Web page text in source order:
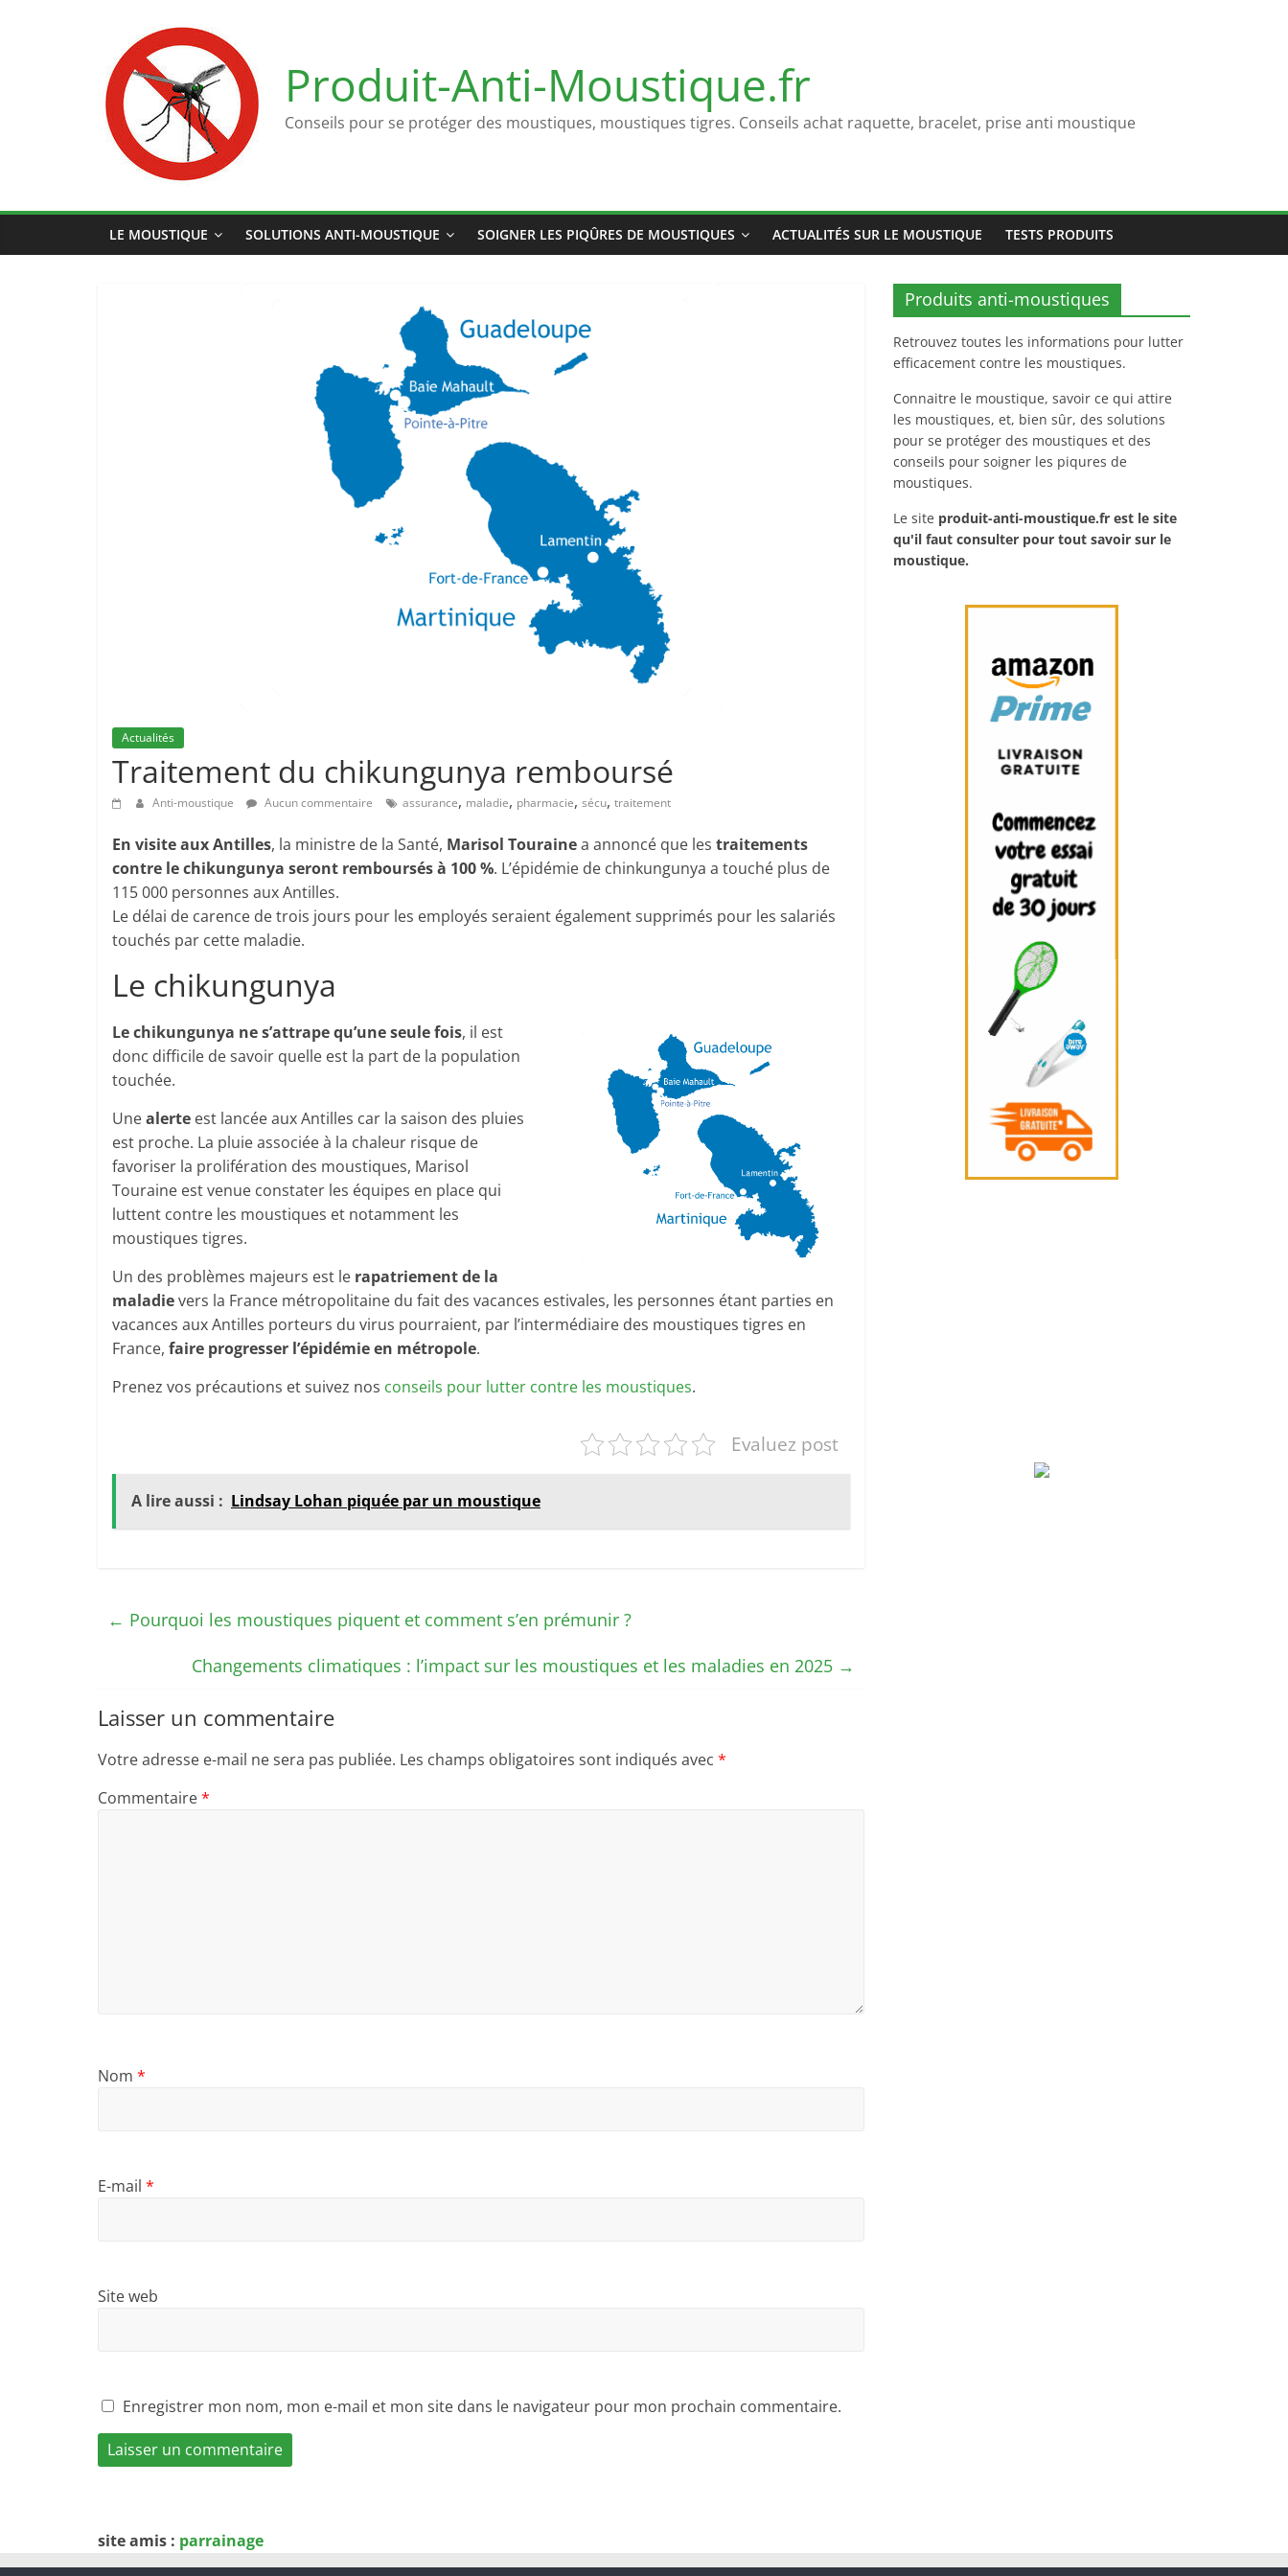
Produit-Anti-Moustique.fr
Conseils pour se protéger des moustiques, moustiques tigres. Conseils achat raquette, bracelet, prise anti moustique
LE MOUSTIQUE SOLUTIONS ANTI-MOUSTIQUE SOIGNER LES PIQÛRES DE MOUSTIQUES ACTUALITÉS SUR LE MOUSTIQUE TESTS PRODUITS
Actualités
Traitement du chikungunya remboursé
Anti-moustique Aucun commentaire assurance, maladie, pharmacie, sécu, traitement
En visite aux Antilles, la ministre de la Santé, Marisol Tourainea annoncé que les traitements
contre le chikungunya seront remboursés à 100 %. L’épidémie de chinkungunya a touché plus de
115 000 personnes aux Antilles.
Le délai de carence de trois jours pour les employés seraient également supprimés pour les salariés
touchés par cette maladie.
Le chikungunya
Le chikungunya ne s’attrape qu’une seule fois, il est
donc difficile de savoir quelle est la part de la population
touchée.
Unealerte est lancée aux Antilles car la saison des pluies
est proche. La pluie associée à la chaleur risque de
favoriser la prolifération des moustiques, Marisol
Touraine est venue constater les équipes en place qui
luttent contre les moustiques et notamment les
moustiques tigres.
Un des problèmes majeurs est le rapatriement de la
maladievers la France métropolitaine du fait des vacances estivales, les personnes étant parties en
vacances aux Antilles porteurs du virus pourraient, par l’intermédiaire des moustiques tigres en
France, faire progresser l’épidémie en métropole.
Prenez vos précautions et suivez nos conseils pour lutter contre les moustiques.
Evaluez post
A lire aussi : Lindsay Lohan piquée par un moustique
← Pourquoi les moustiques piquent et comment s’en prémunir ?
Changements climatiques : l’impact sur les moustiques et les maladies en 2025 →
Laisser un commentaire
Votre adresse e-mail ne sera pas publiée. Les champs obligatoires sont indiqués avec *
Commentaire*
Nom *
E-mail *
Site web
Enregistrer mon nom, mon e-mail et mon site dans le navigateur pour mon prochain commentaire.
Produits anti-moustiques
Retrouvez toutes les informations pour lutter
efficacement contre les moustiques.
Connaitre le moustique, savoir ce qui attire
les moustiques, et, bien sûr, des solutions
pour se protéger des moustiques et des
conseils pour soigner les piqures de
moustiques.
Le site produit-anti-moustique.fr est le site
qu'il faut consulter pour tout savoir sur le
moustique.
site amis : parrainage